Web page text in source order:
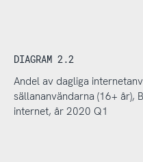
DIAGRAM 2.2
Andel av dagliga
sällananvändarna (16+ år),
internet, år 2020 Q1